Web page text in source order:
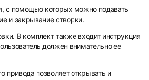
с помощью которых можно подавать
и закрывание створки.
В комплект также входит инструкция
должен внимательно ее
привода позволяет открывать и